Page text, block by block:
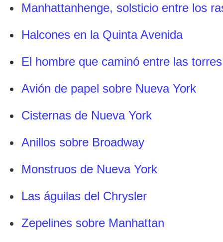
Manhattanhenge, solsticio entre los
Halcones en la Quinta Avenida
El hombre que caminó entre las torres
Avión de papel sobre Nueva York
Cisternas de Nueva York
Anillos sobre Broadway
Monstruos de Nueva York
Las águilas del Chrysler
Zepelines sobre Manhattan